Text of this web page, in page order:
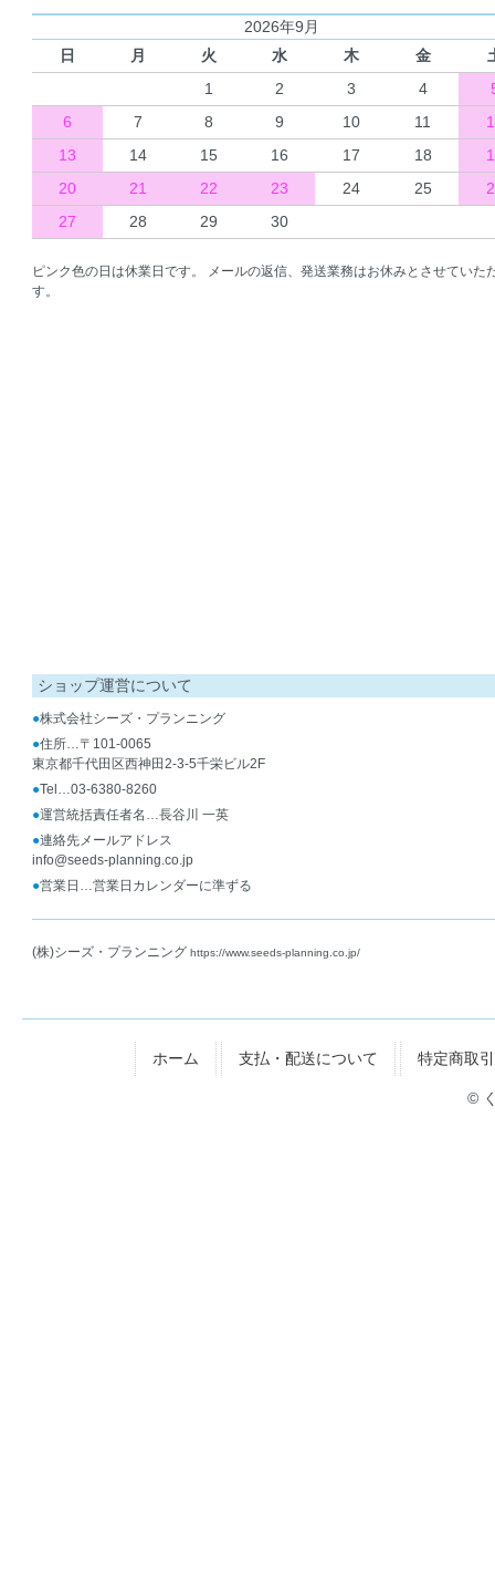
2026年9月
日
月 火 水 木 金
1
2 3 4
6
7 8 9 10 11
13
14 15 16 17 18
20
21 22 23 24 25
27
28 29 30
ピンク色の日は休業日です。 メールの返信、発送業務はお休みとさせていた
す。
ショップ運営について
●株式会社シーズ・プランニング
●住所…〒101-0065
東京都千代田区西神田2-3-5千栄ビル2F
●Tel…03-6380-8260
●運営統括責任者名…長谷川 一英
●連絡先メールアドレス
info@seeds-planning.co.jp
●営業日…営業日カレンダーに準ずる
(株)シーズ・プランニング https://www.seeds-planning.co.jp/
ホーム 支払・配送について 特定商取
©